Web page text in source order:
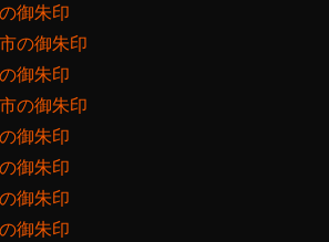
御朱印
の御朱印
御朱印
の御朱印
御朱印
御朱印
御朱印
御朱印